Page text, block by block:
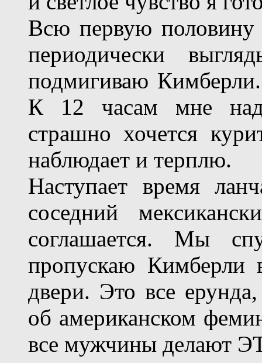
Всю первую половину
периодически
подмигиваю
К 12 часам мне
страшно хочется
наблюдает и терплю.
Наступает время
соседний
соглашается. Мы
пропускаю Кимберли
двери. Это все
об американском
все мужчины делают